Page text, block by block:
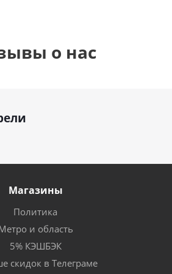
о нас
Магазины
Политика
и область
5% КЭШБЭК
скидок в Телеграме